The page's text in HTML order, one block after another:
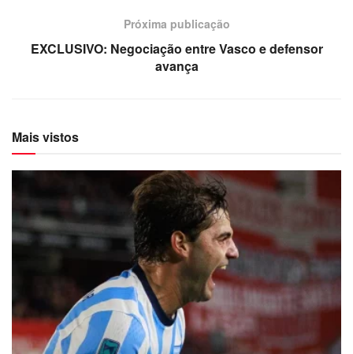
Próxima publicação
EXCLUSIVO: Negociação entre Vasco e defensor
avança
Mais vistos